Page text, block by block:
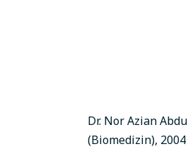
Dr. Nor Azian
(Biomedizin),